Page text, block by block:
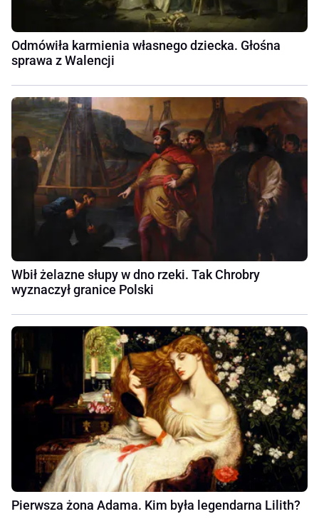
Odmówiła karmienia własnego dziecka. Głośna
sprawa z Walencji
Wbił żelazne słupy w dno rzeki. Tak Chrobry
wyznaczył granice Polski
Pierwsza żona Adama. Kim była legendarna Lilith?